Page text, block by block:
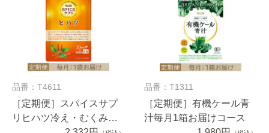
品番：T4611
［定期便］スパイスサプ
リヒハツ冷え・むくみケ
品番：T1311
［定期便］有機ケール青
汁毎月1箱お届けコース